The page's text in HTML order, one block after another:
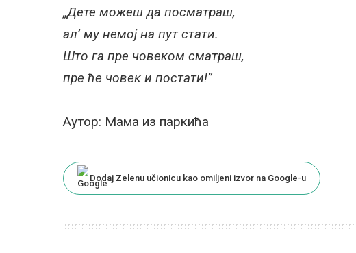
„Дете можеш да посматраш,
ал’ му немој на пут стати.
Што га пре човеком сматраш,
пре ће човек и постати!”
Аутор: Мама из паркића
Dodaj Zelenu učionicu kao omiljeni izvor na Google-u